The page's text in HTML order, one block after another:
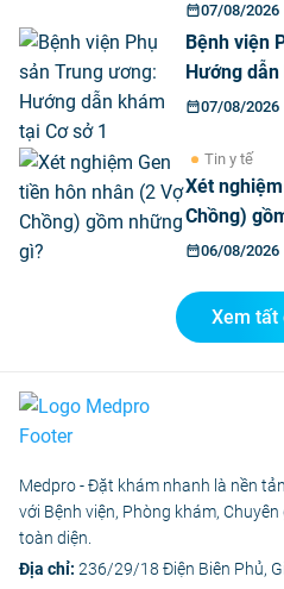
07/08/2026
Bệnh viện
Hướng dẫn
07/08/2026
Tin y tế
Xét
Chồng)
06/08/2026
Xem tất
Medpro - Đặt khám nhanh là nền
với Bệnh viện, Phòng khám,
toàn diện.
Địa chỉ: 236/29/18 Điện Biên Phủ,